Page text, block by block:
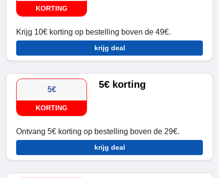
KORTING
Krijg 10€ korting op bestelling boven de 49€.
krijg deal
5€
KORTING
5€ korting
Ontvang 5€ korting op bestelling boven de 29€.
krijg deal